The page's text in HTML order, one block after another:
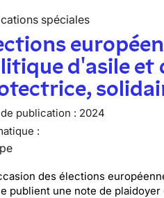
spéciales
d'asile
publication : 2024
:
des élections
publient une note de